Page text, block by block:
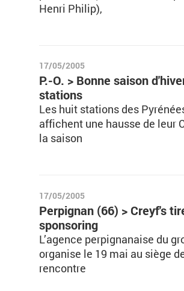
Henri Philip),
17/05/2005
P.-O. > Bonne saison
stations
Les huit stations des
affichent une hausse de leur
la saison
17/05/2005
Perpignan (66) > Creyf's
sponsoring
L’agence perpignanaise du
organise le 19 mai au siège
rencontre